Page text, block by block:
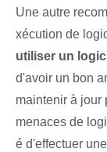
Une autre
xécution de
utiliser un
d'avoir un bon
maintenir à jour
menaces de
é d'effectuer